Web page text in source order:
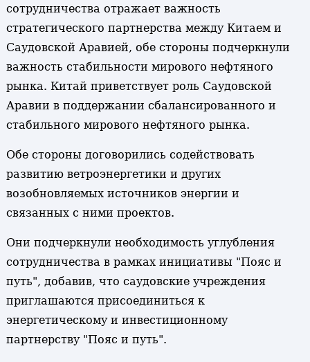
сотрудничества отражает важность
стратегического партнерства между Китаем и
Саудовской Аравией, обе стороны подчеркнули
важность стабильности мирового нефтяного
рынка. Китай приветствует роль Саудовской
Аравии в поддержании сбалансированного и
стабильного мирового нефтяного рынка.
Обе стороны договорились содействовать
развитию ветроэнергетики и других
возобновляемых источников энергии и
связанных с ними проектов.
Они подчеркнули необходимость углубления
сотрудничества в рамках инициативы "Пояс и
путь", добавив, что саудовские учреждения
приглашаются присоединиться к
энергетическому и инвестиционному
партнерству "Пояс и путь".